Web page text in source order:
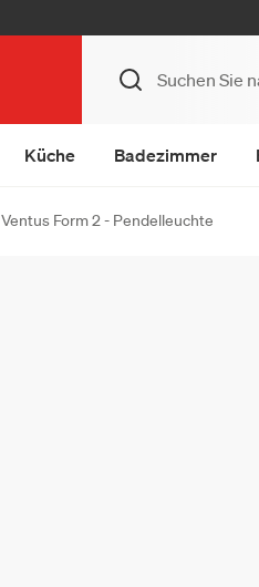
Küche Badezimmer
Ventus Form 2 - Pendelleuchte